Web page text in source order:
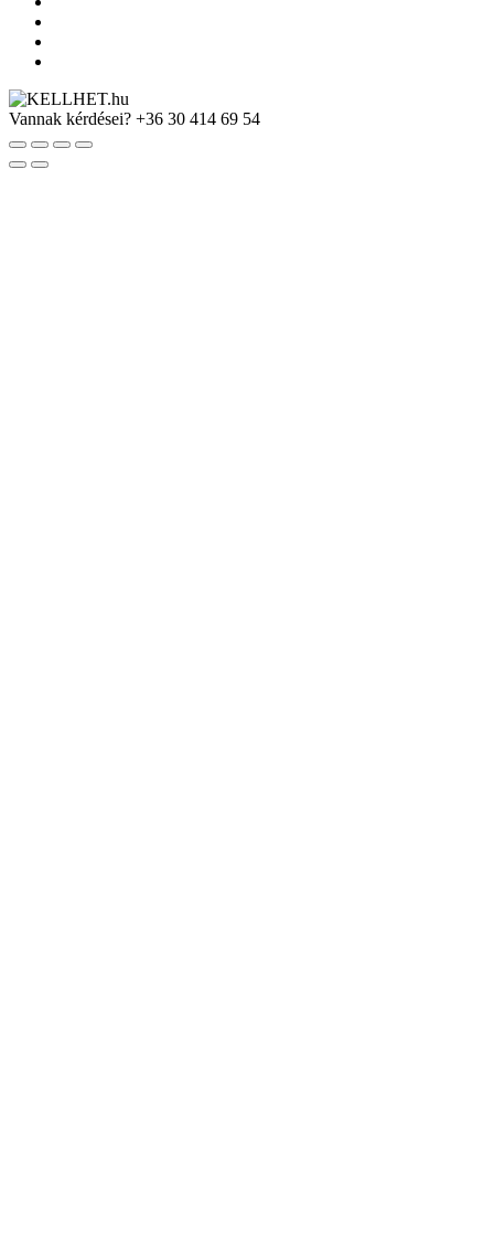
Vannak kérdései? +36 30 414 69 54